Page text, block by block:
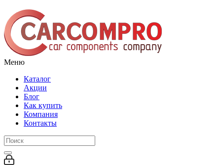
Меню
Каталог
Акции
Блог
Как купить
Компания
Контакты